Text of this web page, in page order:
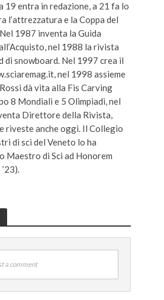
19 entra in redazione, a 21 fa lo
l’attrezzatura e la Coppa del
1987 inventa la Guida
nel 1988 la rivista
di snowboard. Nel 1997 crea il
nel 1998 assieme
dà vita alla Fis Carving
8 Mondiali e 5 Olimpiadi, nel
Direttore della Rivista,
riveste anche oggi. Il Collegio
di sci del Veneto lo ha
Maestro di Sci ad Honorem
a comment